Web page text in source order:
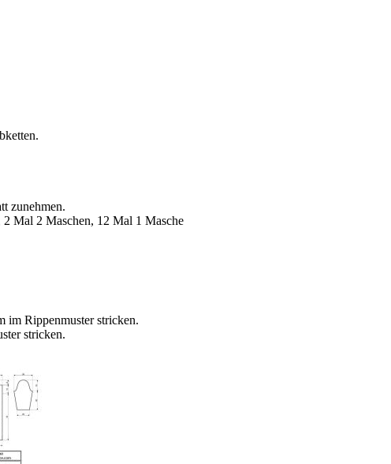
zunehmen.
Mal 2 Maschen, 12 Mal 1 Masche
im Rippenmuster stricken.
stricken.